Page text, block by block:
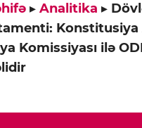
▸ Analitika ▸
Konstitusiya
Komissiyası ilə